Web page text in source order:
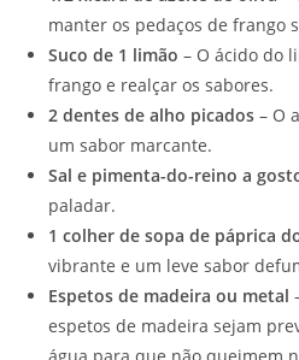
manter os pedaços de frango
Suco de 1 limão – O ácido do
frango e realçar os sabores.
2 dentes de alho picados – O
um sabor marcante.
Sal e pimenta-do-reino a
paladar.
1 colher de sopa de páprica
vibrante e um leve sabor
Espetos de madeira ou metal
espetos de madeira sejam
água para que não queimem